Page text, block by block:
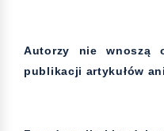
Autorzy nie wnoszą
publikacji artykułów